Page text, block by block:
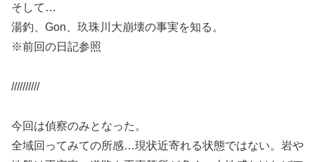
そして…
湯釣、Gon、玖珠川大崩壊の事実を知る。
※前回の日記参照
//////////
今回は偵察のみとなった。
全域回ってみての所感…現状近寄れる状態ではない。岩や